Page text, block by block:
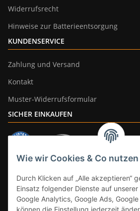
Wie wir Cookies & Co nutzen
Durch Klicken auf „Alle akzeptieren“
Einsatz folgender Dienste auf unserer
Google Analytics, Google Ads,
Widerrufsrecht
Hinweise zur Batterieentsorgung
KUNDENSERVICE
Zahlung und Versand
Kontakt
Muster-Widerrufsformular
SICHER EINKAUFEN